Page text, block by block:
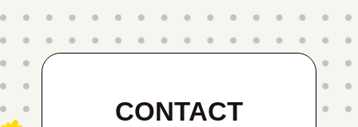
CONTACT